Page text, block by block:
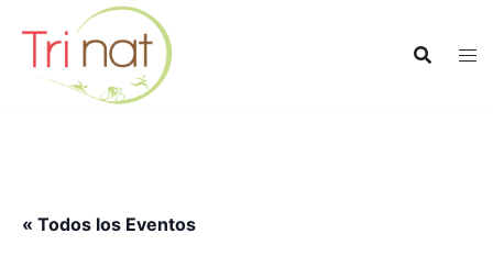
contenido
« Todos los Eventos